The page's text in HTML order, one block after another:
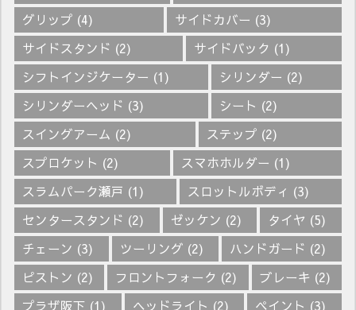
グリップ (4) サイドカバー (3)
サイドスタンド (2) サイドバック (1)
シフトインジケーター (1) シリンダー (2)
シリンダーヘッド (3) シート (2)
スイングアーム (2) ステップ (2)
スプロケット (2) スマホホルダー (1)
スラムパーク瀬戸 (1) スロットルボディ (3)
センタースタンド (2) ゼッケン (2) タイヤ (5)
チェーン (3) ツーリング (2) ハンドガード (2)
ピストン (2) フロントフォーク (2) ブレーキ (2)
プラザ阪下 (1) ヘッドライト (2) ペイント (3)